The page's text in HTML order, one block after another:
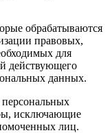
обрабатываются
правовых,
для
действующего
данных.
персональных
исключающие
лиц.